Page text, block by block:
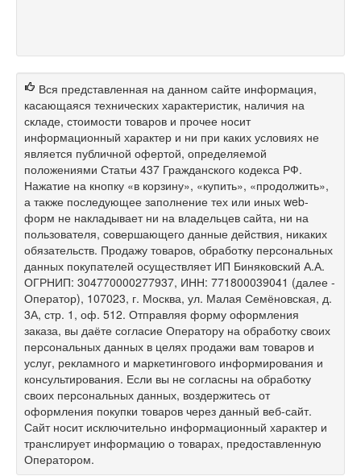
Вся представленная на данном сайте информация,
касающаяся технических характеристик, наличия на
складе, стоимости товаров и прочее носит
информационный характер и ни при каких условиях не
является публичной офертой, определяемой
положениями Статьи 437 Гражданского кодекса РФ.
Нажатие на кнопку «в корзину», «купить», «продолжить»,
а также последующее заполнение тех или иных web-
форм не накладывает ни на владельцев сайта, ни на
пользователя, совершающего данные действия, никаких
обязательств. Продажу товаров, обработку персональных
данных покупателей осуществляет ИП Биняковский А.А.
ОГРНИП: 304770000277937, ИНН: 771800039041 (далее -
Оператор), 107023, г. Москва, ул. Малая Семёновская, д.
3А, стр. 1, оф. 512. Отправляя форму оформления
заказа, вы даёте согласие Оператору на обработку своих
персональных данных в целях продажи вам товаров и
услуг, рекламного и маркетингового информирования и
консультирования. Если вы не согласны на обработку
своих персональных данных, воздержитесь от
оформления покупки товаров через данный веб-сайт.
Сайт носит исключительно информационный характер и
транслирует информацию о товарах, предоставленную
Оператором.